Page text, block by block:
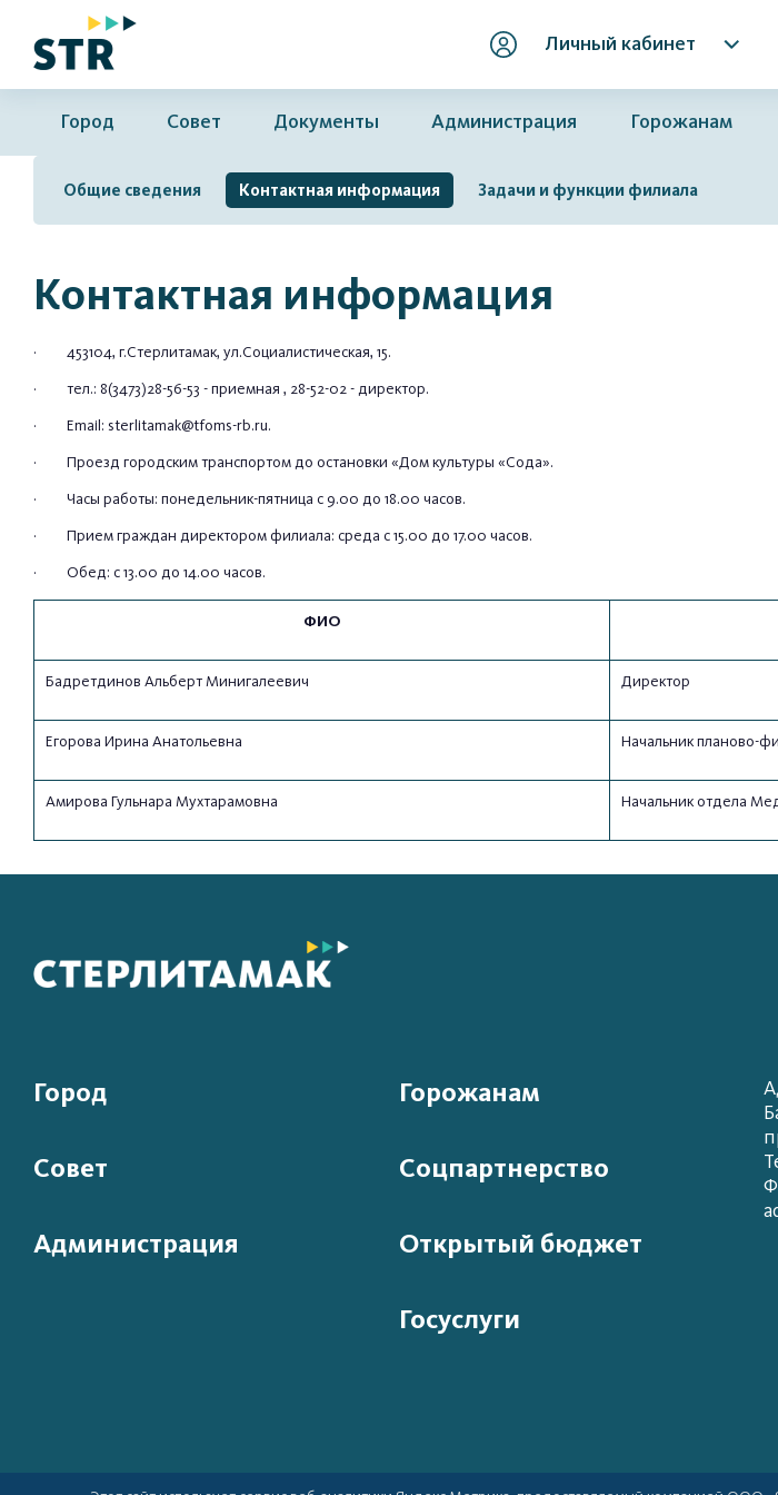
Личный кабинет
Город Совет Документы Администрация Горожанам
Общие сведения Контактная информация Задачи и функции филиала
Контактная информация
· 453104, г.Стерлитамак, ул.Социалистическая, 15.
· тел.: 8(3473)28-56-53 - приемная , 28-52-02 - директор.
· Еmail: sterlitamak@tfoms-rb.ru.
· Проезд городским транспортом до остановки «Дом культуры «Сода».
· Часы работы: понедельник-пятница с 9.00 до 18.00 часов.
· Прием граждан директором филиала: среда с 15.00 до 17.00 часов.
· Обед: с 13.00 до 14.00 часов.
ФИО
Бадретдинов Альберт Минигалеевич Директор
Егорова Ирина Анатольевна Начальник планово-
Амирова Гульнара Мухтарамовна Начальник отдела
Город
Совет
Администрация
Горожанам
Соцпартнерство
Открытый бюджет
Госуслуги